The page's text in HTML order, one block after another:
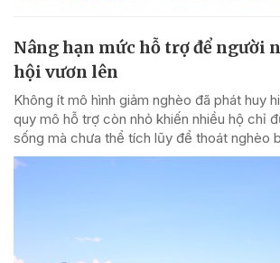
Nâng hạn mức hỗ trợ để người
hội vươn lên
Không ít mô hình giảm nghèo đã phát huy
quy mô hỗ trợ còn nhỏ khiến nhiều hộ chỉ
sống mà chưa thể tích lũy để thoát nghèo